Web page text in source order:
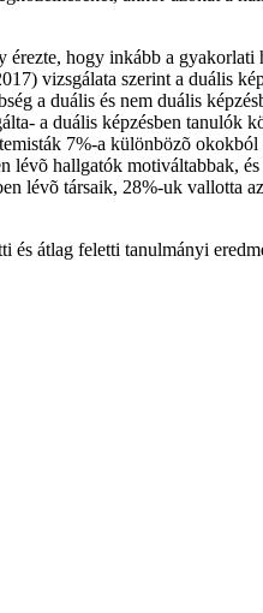
hogy inkább a
vizsgálata szerint a duális
a duális és nem duális
a duális képzésben tanulók
7%-a különbözõ
lévõ hallgatók motiváltabbak,
lévõ társaik, 28%-uk vallotta
és átlag feletti tanulmányi